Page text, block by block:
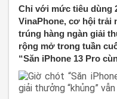
Chỉ với mức tiêu dùng
VinaPhone, cơ hội trải
trúng hàng ngàn giải
rộng mở trong tuần
“Săn iPhone 13 Pro